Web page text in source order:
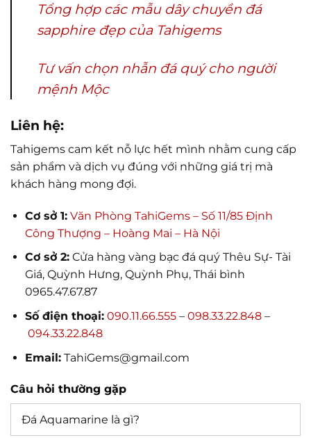
Tổng hợp các mẫu dây chuyền đá
sapphire đẹp của Tahigems
Tư vấn chọn nhẫn đá quý cho người
mệnh Mộc
Liên hệ:
Tahigems cam kết nỗ lực hết mình nhằm cung cấp
sản phẩm và dịch vụ đúng với những giá trị mà
khách hàng mong đợi.
Cơ sở 1: Văn Phòng TahiGems – Số 11/85 Định
Công Thượng – Hoàng Mai – Hà Nội
Cơ sở 2:Cửa hàng vàng bạc đá quý Thêu Sự- Tài
Giá, Quỳnh Hưng, Quỳnh Phụ, Thái bình
0965.47.67.87
Số điện thoại: 090.11.66.555–098.33.22.848–
094.33.22.848
Email:TahiGems@gmail.com
Câu hỏi thường gặp
Đá Aquamarine là gì?